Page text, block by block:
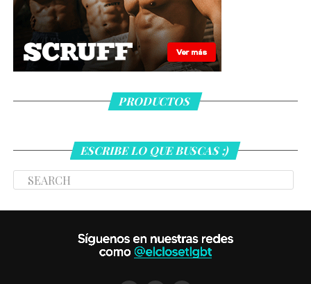
PRODUCTOS
ESCRIBE LO QUE BUSCAS ;)